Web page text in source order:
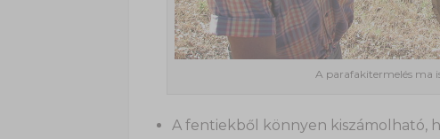
A parafakitermelés ma
A fentiekből könnyen kiszámolható,